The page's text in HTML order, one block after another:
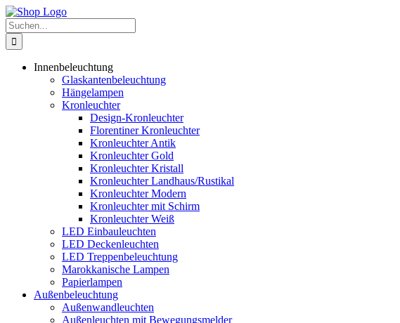
Zum
Inhalt
springen
Suche
nach:
Innenbeleuchtung
Glaskantenbeleuchtung
Hängelampen
Kronleuchter
Design-Kronleuchter
Florentiner Kronleuchter
Kronleuchter Antik
Kronleuchter Gold
Kronleuchter Kristall
Kronleuchter Landhaus/Rustikal
Kronleuchter Modern
Kronleuchter mit Schirm
Kronleuchter Weiß
LED Einbauleuchten
LED Deckenleuchten
LED Treppenbeleuchtung
Marokkanische Lampen
Papierlampen
Außenbeleuchtung
Außenwandleuchten
Außenleuchten mit Bewegungsmelder